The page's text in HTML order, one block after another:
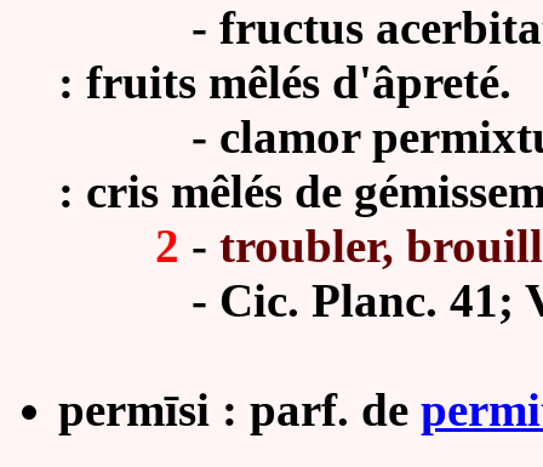
- fructus
: fruits mêlés d'âpreté.
- clamor
: cris mêlés de
2 - troubler,
- Cic. Planc. 41;
permīsi : parf. de